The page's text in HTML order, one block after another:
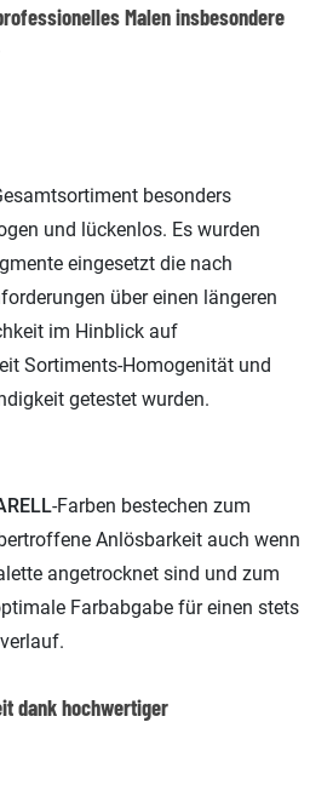
Malen insbesondere
besonders
und lückenlos. Es wurden
eingesetzt die nach
über einen längeren
im Hinblick auf
Sortiments-Homogenität und
getestet wurden.
-Farben bestechen zum
Anlösbarkeit auch wenn
angetrocknet sind und zum
Farbabgabe für einen stets
dank hochwertiger